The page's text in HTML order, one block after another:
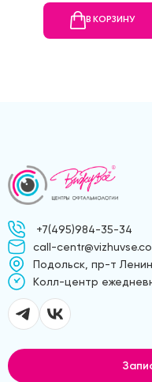
В КОРЗИНУ
+7(495)984-35-34
call-
Подольск, пр-т
Kолл-центр